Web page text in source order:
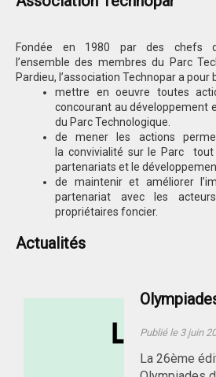
Fondée en 1980 par des chefs
l’ensemble des membres du Parc
Pardieu, l’association Technopar a pour
mettre en oeuvre toutes
concourant au développement
du Parc Technologique.
de mener les actions
la convivialité sur le Parc
partenariats et le
de maintenir et améliorer
partenariat avec les
propriétaires foncier.
Actualités
Publié le 3 juin
La 26ème